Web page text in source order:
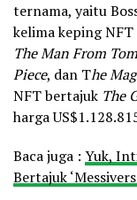
ternama, yaitu
kelima keping
The Man From
Piece, dan The
NFT bertajuk The
harga
Baca juga : Yuk,
Bertajuk